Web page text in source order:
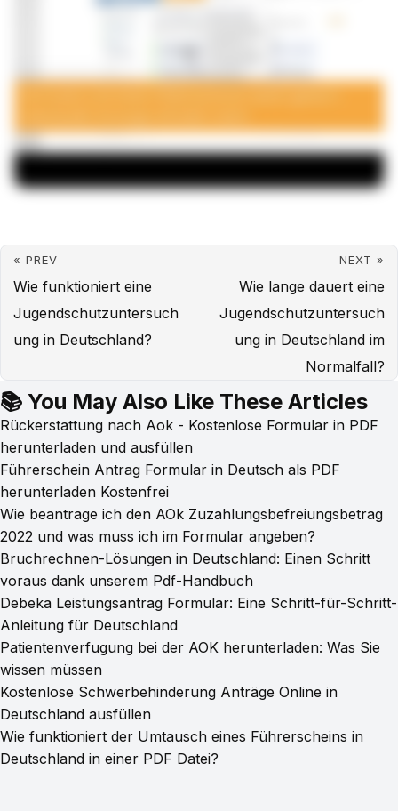
« PREV
Wie funktioniert eine
Jugendschutzuntersuch
ung in Deutschland?
NEXT »
Wie lange dauert eine
Jugendschutzuntersuch
ung in Deutschland im
Normalfall?
📚 You May Also Like These Articles
Rückerstattung nach Aok - Kostenlose Formular in PDF
herunterladen und ausfüllen
Führerschein Antrag Formular in Deutsch als PDF
herunterladen Kostenfrei
Wie beantrage ich den AOk Zuzahlungsbefreiungsbetrag
2022 und was muss ich im Formular angeben?
Bruchrechnen-Lösungen in Deutschland: Einen Schritt
voraus dank unserem Pdf-Handbuch
Debeka Leistungsantrag Formular: Eine Schritt-für-Schritt-
Anleitung für Deutschland
Patientenverfugung bei der AOK herunterladen: Was Sie
wissen müssen
Kostenlose Schwerbehinderung Anträge Online in
Deutschland ausfüllen
Wie funktioniert der Umtausch eines Führerscheins in
Deutschland in einer PDF Datei?